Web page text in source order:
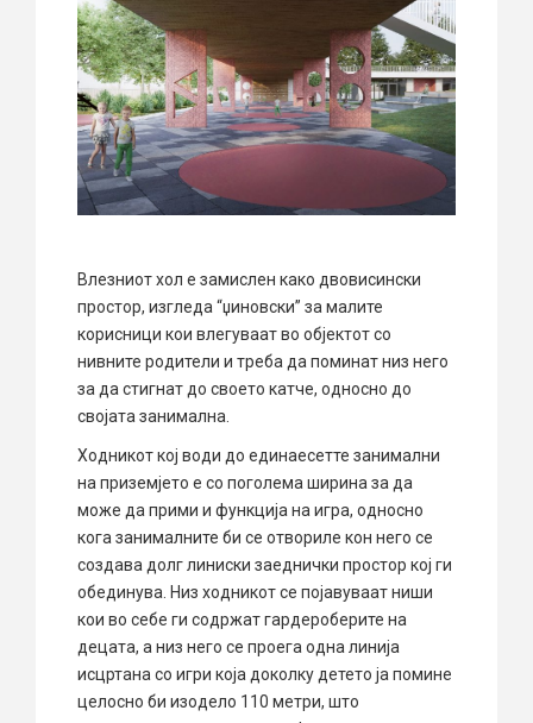
Влезниот хол е замислен како двовисински
простор, изгледа “џиновски” за малите
корисници кои влегуваат во објектот со
нивните родители и треба да поминат низ него
за да стигнат до своето катче, односно до
својата занимална.
Ходникот кој води до единаесетте занимални
на приземјето е со поголема ширина за да
може да прими и функција на игра, односно
кога занималните би се отвориле кон него се
создава долг линиски заеднички простор кој ги
обединува. Низ ходникот се појавуваат ниши
кои во себе ги содржат гардероберите на
децата, а низ него се проега одна линија
исцртана со игри која доколку детето ја помине
целосно би изодело 110 метри, што